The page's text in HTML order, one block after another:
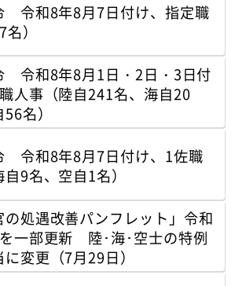
令和8年8月7日付け、指定職
）
令和8年8月1日・2日・3日付
人事（陸自241名、海自20
名）
令和8年8月7日付け、1佐職
9名、空自1名）
の処遇改善パンフレット」令和
一部更新 陸･海･空士の特例
変更（7月29日）